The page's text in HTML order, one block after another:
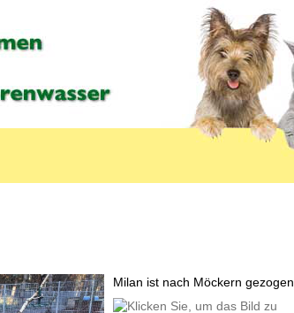
Milan ist nach Möckern gezogen.